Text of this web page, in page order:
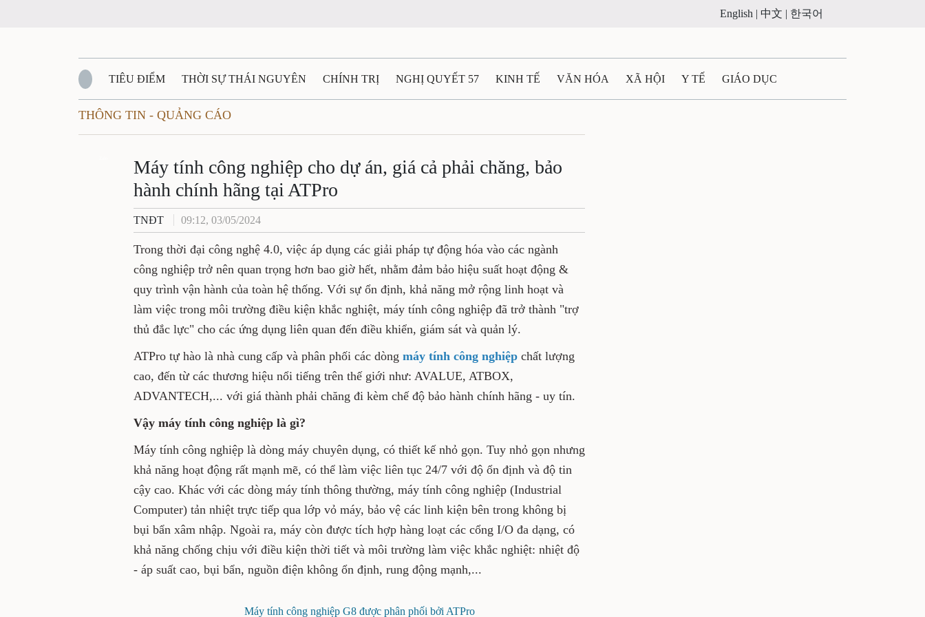
English | 中文 | 한국어
TIÊU ĐIỂM THỜI SỰ THÁI NGUYÊN CHÍNH TRỊ NGHỊ QUYẾT 57 KINH TẾ VĂN HÓA XÃ HỘI Y TẾ GIÁO DỤC
QUỐC PHÒNG - AN NINH
QUÊ HƯƠNG - ĐẤT NƯỚC QUỐC TẾ TÀI NGUYÊN - MÔI TRƯỜNG THỂ THAO THÔNG TIN - QUẢNG CÁO
VĂN NGHỆ THÁI NGUYÊN
THÔNG TIN - QUẢNG CÁO
Máy tính công nghiệp cho dự án, giá cả phải
chăng, bảo hành chính hãng tại ATPro
TNĐT 09:12, 03/05/2024
Trong thời đại công nghệ 4.0, việc áp dụng các giải pháp tự động hóa vào
các ngành công nghiệp trở nên quan trọng hơn bao giờ hết, nhằm đảm
bảo hiệu suất hoạt động & quy trình vận hành của toàn hệ thống. Với sự
ổn định, khả năng mở rộng linh hoạt và làm việc trong môi trường điều
kiện khắc nghiệt, máy tính công nghiệp đã trở thành "trợ thủ đắc lực" cho
các ứng dụng liên quan đến điều khiển, giám sát và quản lý.
ATPro tự hào là nhà cung cấp và phân phối các dòngmáy tính công
nghiệpchất lượng cao, đến từ các thương hiệu nổi tiếng trên thế giới
như: AVALUE, ATBOX, ADVANTECH,... với giá thành phải chăng đi kèm chế
Vậy máy tính công nghiệp là gì?
Máy tính công nghiệp là dòng máy chuyên dụng, có thiết kế nhỏ gọn. Tuy
nhỏ gọn nhưng khả năng hoạt động rất mạnh mẽ, có thể làm việc liên tục
24/7 với độ ổn định và độ tin cậy cao. Khác với các dòng máy tính thông
thường, máy tính công nghiệp (Industrial Computer) tản nhiệt trực tiếp
qua lớp vỏ máy, bảo vệ các linh kiện bên trong không bị bụi bẩn xâm
khả năng chống chịu với điều kiện thời tiết và môi trường làm việc khắc